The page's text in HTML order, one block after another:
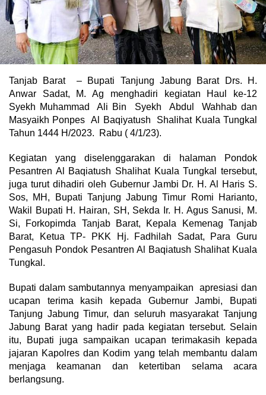
Tanjab Barat – Bupati Tanjung Jabung Barat Drs. H.
Anwar Sadat, M. Ag menghadiri kegiatan Haul ke-12
Syekh Muhammad Ali Bin Syekh Abdul Wahhab dan
Masyaikh Ponpes Al Baqiyatush Shalihat Kuala Tungkal
Tahun 1444 H/2023. Rabu ( 4/1/23).
Kegiatan yang diselenggarakan di halaman Pondok
Pesantren Al Baqiatush Shalihat Kuala Tungkal tersebut,
juga turut dihadiri oleh Gubernur Jambi Dr. H. Al Haris S.
Sos, MH, Bupati Tanjung Jabung Timur Romi Harianto,
Wakil Bupati H. Hairan, SH, Sekda Ir. H. Agus Sanusi, M.
Si, Forkopimda Tanjab Barat, Kepala Kemenag Tanjab
Barat, Ketua TP- PKK Hj. Fadhilah Sadat, Para Guru
Pengasuh Pondok Pesantren Al Baqiatush Shalihat Kuala
Tungkal.
Bupati dalam sambutannya menyampaikan apresiasi dan
ucapan terima kasih kepada Gubernur Jambi, Bupati
Tanjung Jabung Timur, dan seluruh masyarakat Tanjung
Jabung Barat yang hadir pada kegiatan tersebut. Selain
itu, Bupati juga sampaikan ucapan terimakasih kepada
jajaran Kapolres dan Kodim yang telah membantu dalam
menjaga keamanan dan ketertiban selama acara
berlangsung.